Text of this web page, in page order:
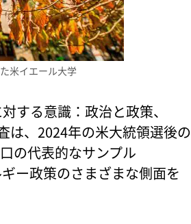
米イエール大学
する意識：政治と政策、
は、2024年の米大統領選後の
の代表的なサンプル
ー政策のさまざまな側面を